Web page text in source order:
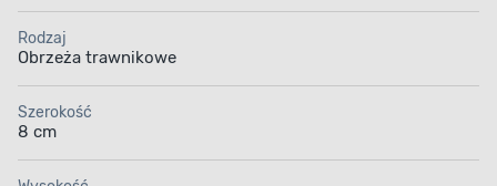
Rodzaj
Obrzeża trawnikowe
Szerokość
8 cm